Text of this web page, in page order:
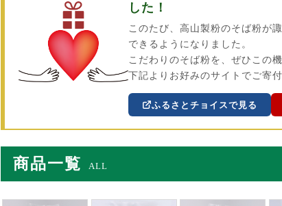
した！
このたび、高山製粉のそば粉が
できるようになりました。
こだわりのそば粉を、ぜひこの
下記よりお好みのサイトでご寄
ふるさとチョイスで見る
商品一覧 ALL